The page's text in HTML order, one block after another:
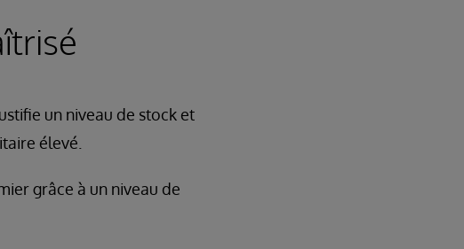
un niveau de stock et
élevé.
grâce à un niveau de